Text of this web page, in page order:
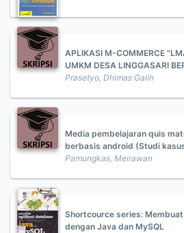
APLIKASI M-COMMERCE
UMKM DESA LINGGASARI
Prasetyo, Dhimas Galih
Media pembelajaran quis
berbasis android (Studi
Pamungkas, Meirawan
Shortcource series:
dengan Java dan MySQL